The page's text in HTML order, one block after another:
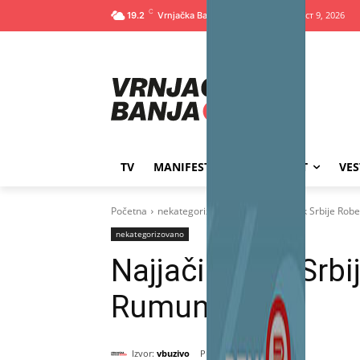
19.2 C Недеља, август 9, 2026
TV MANIFESTACIJE SPORT
Početna nekategorizovano Najjači čovek Srbije
nekategorizovano
Najjači čovek
Rumunije
Izvor: vbuzivo август 26, 2024